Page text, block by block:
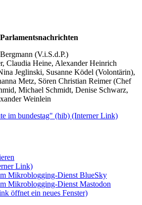
(V.i.S.d.P.)
Claudia Heine, Alexander Heinrich
Jeglinski, Susanne Ködel (Volontärin),
Metz, Sören Christian Reimer (Chef
Michael Schmidt, Denise Schwarz,
Weinlein
im bundestag" (hib) (Interner Link)
Link)
Mikroblogging-Dienst BlueSky
Mikroblogging-Dienst Mastodon
öffnet ein neues Fenster)